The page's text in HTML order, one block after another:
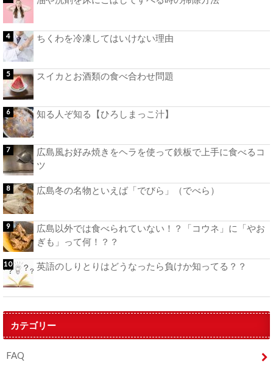
ちくわを冷凍してはいけない理由
スイカとお酒類の食べ合わせ問題
知る人ぞ知る【ひろしまっこ汁】
広島風お好み焼きをヘラを使って鉄板で上手に食べるコ
ツ
広島冬の名物といえば「でびら」（でべら）
広島以外では食べられていない！？「コウネ」に「やお
ぎも」って何！？？
英語のしりとりはどうなったら負けか知ってる？？
カテゴリー
FAQ